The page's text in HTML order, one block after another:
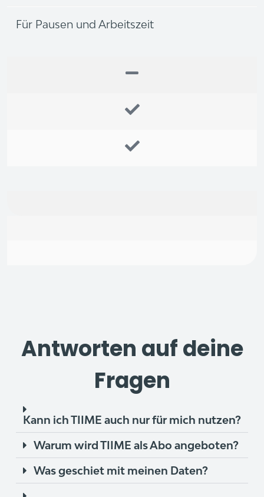
Für Pausen und Arbeitszeit
Antworten auf deine
Fragen
Kann ich TIIME auch nur für mich nutzen?
Warum wird TIIME als Abo angeboten?
Was geschiet mit meinen Daten?